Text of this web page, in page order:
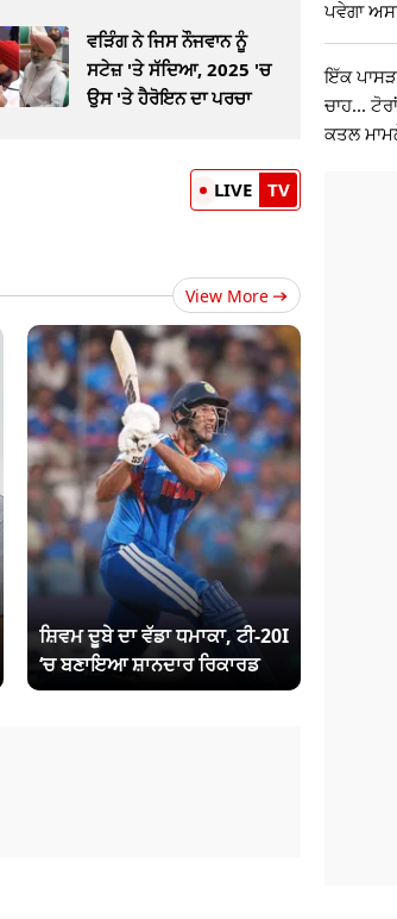
ਵੜਿੰਗ ਨੇ ਜਿਸ ਨੌਜਵਾਨ ਨੂੰ
ਸਟੇਜ਼ 'ਤੇ ਸੱਦਿਆ, 2025 'ਚ
ਉਸ 'ਤੇ ਹੈਰੋਇਨ ਦਾ ਪਰਚਾ
LIVE TV
View More
ਸ਼ਿਵਮ ਦੂਬੇ ਦਾ ਵੱਡਾ ਧਮਾਕਾ, ਟੀ-20I
‘ਚ ਬਣਾਇਆ ਸ਼ਾਨਦਾਰ ਰਿਕਾਰਡ
ਪਵੇਗਾ
ਇੱਕ ਪਾਸੜ
ਚਾਹ...
ਕਤਲ